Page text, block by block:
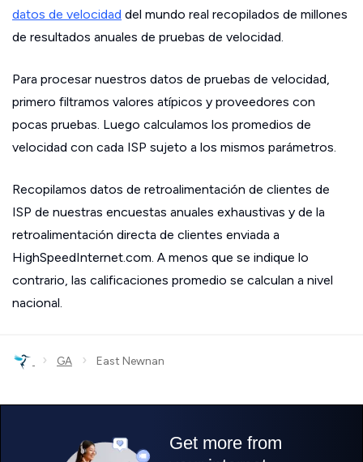
datos de velocidad del mundo real recopilados de millones
de resultados anuales de pruebas de velocidad.
Para procesar nuestros datos de pruebas de velocidad,
primero filtramos valores atípicos y proveedores con
pocas pruebas. Luego calculamos los promedios de
velocidad con cada ISP sujeto a los mismos parámetros.
Recopilamos datos de retroalimentación de clientes de
ISP de nuestras encuestas anuales exhaustivas y de la
retroalimentación directa de clientes enviada a
HighSpeedInternet.com. A menos que se indique lo
contrario, las calificaciones promedio se calculan a nivel
nacional.
› GA › East Newnan